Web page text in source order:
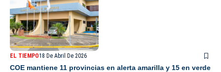
EL TIEMPO18 De Abril De 2026
COE mantiene 11 provincias en alerta amarilla y 15 en verde